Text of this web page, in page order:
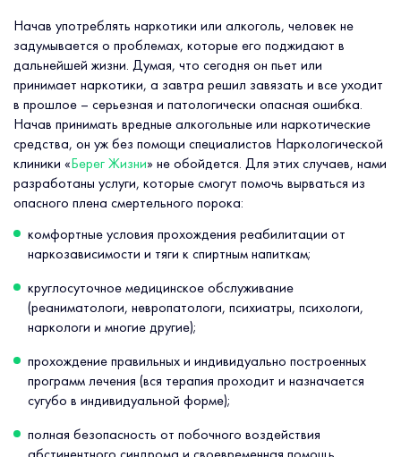
Начав употреблять наркотики или алкоголь, человек не
задумывается о проблемах, которые его поджидают в
дальнейшей жизни. Думая, что сегодня он пьет или
принимает наркотики, а завтра решил завязать и все уходит
в прошлое – серьезная и патологически опасная ошибка.
Начав принимать вредные алкогольные или наркотические
средства, он уж без помощи специалистов Наркологической
клиники «Берег Жизни» не обойдется. Для этих случаев, нами
разработаны услуги, которые смогут помочь вырваться из
опасного плена смертельного порока:
комфортные условия прохождения реабилитации от
наркозависимости и тяги к спиртным напиткам;
круглосуточное медицинское обслуживание
(реаниматологи, невропатологи, психиатры, психологи,
наркологи и многие другие);
прохождение правильных и индивидуально построенных
программ лечения (вся терапия проходит и назначается
сугубо в индивидуальной форме);
полная безопасность от побочного воздействия